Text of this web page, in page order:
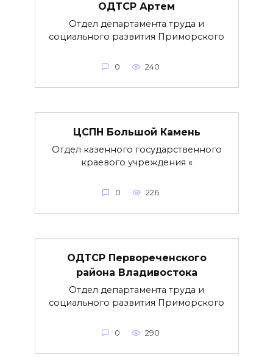
ОДТСР Артем
Отдел департамента труда и
социального развития Приморского
0 240
ЦСПН Большой Камень
Отдел казенного государственного
краевого учреждения «
0 226
ОДТСР Первореченского
района Владивостока
Отдел департамента труда и
социального развития Приморского
0 290